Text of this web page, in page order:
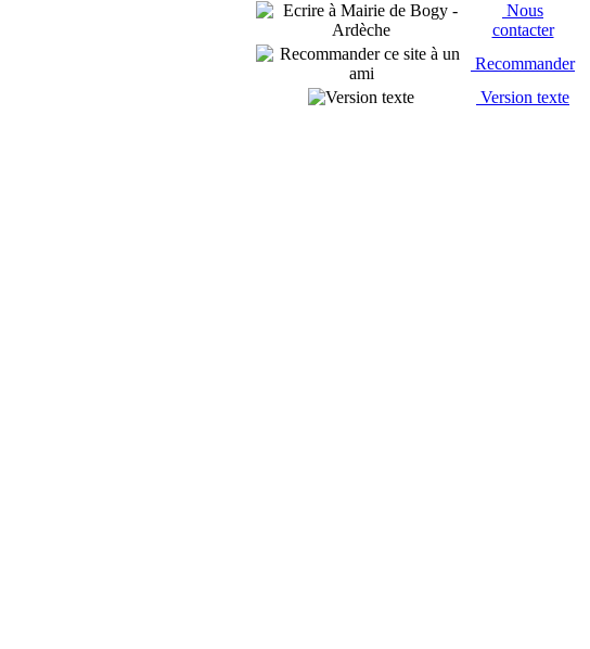
Nous
contacter
Recommander
Version texte